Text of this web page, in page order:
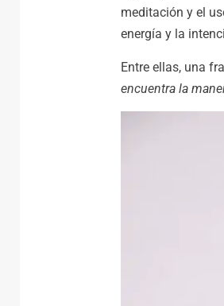
meditación y el
energía y la
Entre ellas, una
encuentra la